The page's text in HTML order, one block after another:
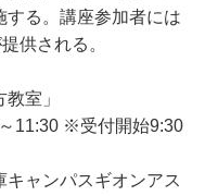
する。講座参加者には
供される。
室」
11:30 ※受付開始9:30
ャンパスギオンアス